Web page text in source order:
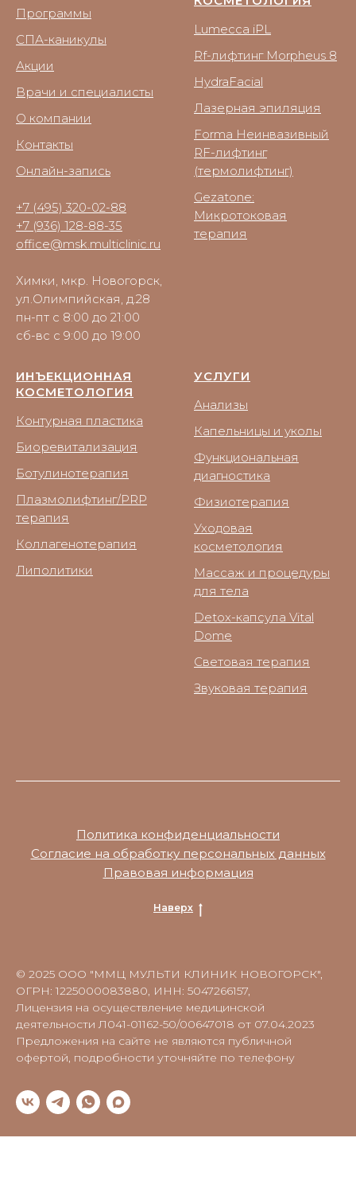
Программы
СПА-каникулы
Акции
Врачи и специалисты
О компании
Контакты
Онлайн-запись
+7 (495) 320-02-88
+7 (936) 128-88-35
office@msk.multiclinic.ru
Химки, мкр. Новогорск,
ул.Олимпийская, д.28
пн-пт с 8:00 до 21:00
сб-вс с 9:00 до 19:00
Lumecca iPL
Rf-лифтинг Morpheus 8
HydraFacial
Лазерная эпиляция
Forma Неинвазивный
RF-лифтинг
(термолифтинг)
Gezatone:
Микротоковая
терапия
ИНЪЕКЦИОННАЯ
КОСМЕТОЛОГИЯ
Контурная пластика
Биоревитализация
Ботулинотерапия
Плазмолифтинг/PRP
терапия
Коллагенотерапия
Липолитики
УСЛУГИ
Анализы
Капельницы и уколы
Функциональная
диагностика
Физиотерапия
Уходовая
косметология
Массаж и процедуры
для тела
Detox-капсула Vital
Dome
Световая терапия
Звуковая терапия
Политика конфиденциальности
Согласие на обработку персональных данных
Правовая информация
Наверх
© 2025 ООО "ММЦ МУЛЬТИ КЛИНИК НОВОГОРСК",
ОГРН: 1225000083880, ИНН: 5047266157,
Лицензия на осуществление медицинской
деятельности Л041-01162-50/00647018 от 07.04.2023
Предложения на сайте не являются публичной
офертой, подробности уточняйте по телефону